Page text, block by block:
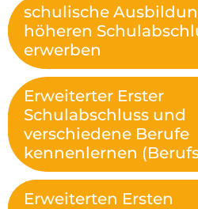
schulische
höheren
erwerben
Erweiterter Erster
Schulabschluss und
verschiedene Berufe
kennenlernen
Erweiterten Ersten